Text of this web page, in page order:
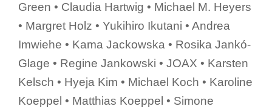
Green • Claudia Hartwig • Michael M. Heyers
• Margret Holz • Yukihiro Ikutani • Andrea
Imwiehe • Kama Jackowska • Rosika Jankó-
Glage • Regine Jankowski • JOAX • Karsten
Kelsch • Hyeja Kim • Michael Koch • Karoline
Koeppel • Matthias Koeppel • Simone